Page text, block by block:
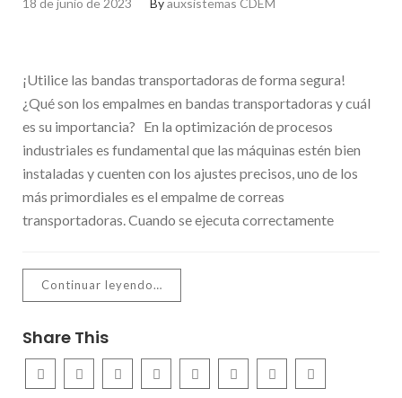
18 de junio de 2023 Byauxsistemas CDEM
¡Utilice las bandas transportadoras de forma segura!
¿Qué son los empalmes en bandas transportadoras y cuál
es su importancia? En la optimización de procesos
industriales es fundamental que las máquinas estén bien
instaladas y cuenten con los ajustes precisos, uno de los
más primordiales es el empalme de correas
transportadoras. Cuando se ejecuta correctamente
Continuar leyendo…
Share This